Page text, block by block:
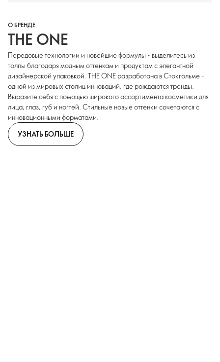
О БРЕНДЕ
THE ONE
Передовые технологии и новейшие формулы - выделитесь из
толпы благодаря модным оттенкам и продуктам с элегантной
дизайнерской упаковкой. THE ONE разработана в Стокгольме -
одной из мировых столиц инноваций, где рождаются тренды.
Выразите себя с помощью широкого ассортимента косметики для
лица, глаз, губ и ногтей. Стильные новые оттенки сочетаются с
инновационными форматами.
УЗНАТЬ БОЛЬШЕ